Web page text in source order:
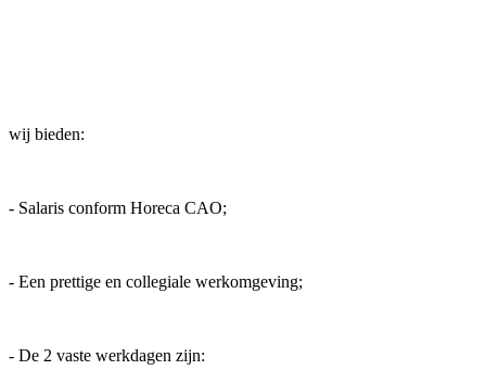
wij bieden:
- Salaris conform Horeca CAO;
- Een prettige en collegiale werkomgeving;
- De 2 vaste werkdagen zijn: